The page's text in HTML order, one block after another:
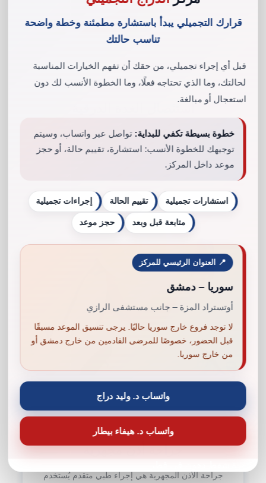
استئصال الغدة الدرقية هو إجراء جراحي يُستخدم لإزالة
جزء من الغدة الدرقية أو كلها. الغدة الدرقية هي غدة تقع
في الرقبة وتفرز هرمونات تتحكم في العديد من وظائف
جراحة أذن مجهرية
جراحة الأذن المجهرية هي إجراء طبي متقدم يُستخدم
قرارك التجميلي يبدأ باستشارة مطمئنة وخطة واضحة
تناسب حالتك
قبل أي إجراء تجميلي، من حقك أن تفهم الخيارات المناسبة
لحالتك، وما الذي تحتاجه فعلًا، وما الخطوة الأنسب لك دون
استعجال أو مبالغة.
خطوة بسيطة تكفي للبداية: تواصل عبر واتساب، وسيتم
توجيهك للخطوة الأنسب: استشارة، تقييم حالة، أو حجز
موعد داخل المركز.
استشارات تجميلية تقييم الحالة إجراءات تجميلية
متابعة قبل وبعد حجز موعد
📍 العنوان الرئيسي للمركز
سوريا – دمشق
أوتستراد المزة – جانب مستشفى الرازي
لا توجد فروع خارج سوريا حاليًا. يرجى تنسيق الموعد مسبقًا
قبل الحضور، خصوصًا للمرضى القادمين من خارج دمشق أو
من خارج سوريا.
واتساب د. وليد دراج
واتساب د. هيفاء بيطار
دكتورة شفط دهون في قطر